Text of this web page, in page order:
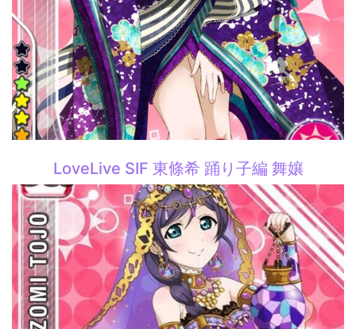
LoveLive SIF 東條希 踊り子編 舞孃